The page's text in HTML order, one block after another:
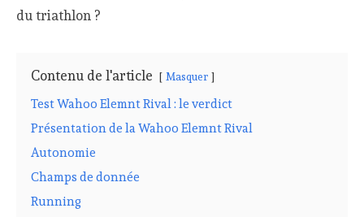
du triathlon ?
Contenu de l'article Masquer
Test Wahoo Elemnt Rival : le verdict
Présentation de la Wahoo Elemnt Rival
Autonomie
Champs de donnée
Running